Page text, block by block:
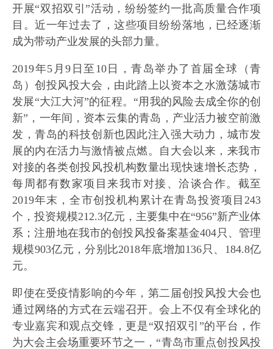
开展“双招双引”活动，纷纷签约一批高质量合作项
目。近一年过去了，这些项目纷纷落地，已经逐渐
成为带动产业发展的头部力量。
2019年5月9日至10日，青岛举办了首届全球（青
岛）创投风投大会，由此踏上以资本之水激荡城市
发展“大江大河”的征程。“用我的风险去成全你的创
新”，一年间，资本云集的青岛，产业活力被空前激
发，青岛的科技创新也因此注入强大动力，城市发
展的内在活力与激情被点燃。自大会以来，来我市
对接的各类创投风投机构数量出现快速增长态势，
每周都有数家项目来我市对接、洽谈合作。截至
2019年末，全市创投机构累计在青岛投资项目243
个，投资规模212.3亿元，主要集中在“956”新产业体
系；注册地在我市的创投风投备案基金404只、管理
规模903亿元，分别比2018年底增加136只、184.8亿
元。
即使在受疫情影响的今年，第二届创投风投大会也
通过网络的方式在云端召开。会上不仅有全球化的
专业嘉宾和观点交锋，更是“双招双引”的平台，作
为大会主会场重要环节之一，“青岛市重点创投风投